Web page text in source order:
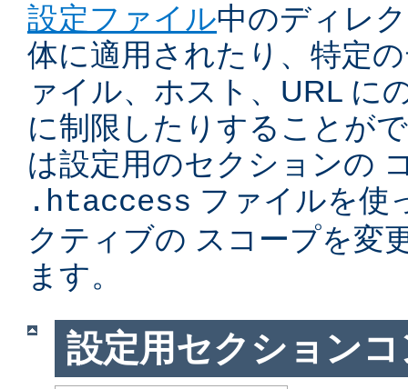
設定ファイル中のディレ
体に適用されたり、特定
ァイル、ホスト、URL に
に制限したりすることが
は設定用のセクションの
.htaccess ファイルを使
クティブの スコープを変
ます。
設定用セクション